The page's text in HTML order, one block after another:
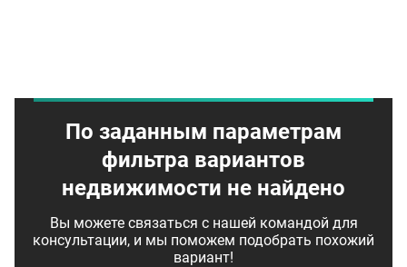
По заданным параметрам
фильтра вариантов
недвижимости не найдено
Вы можете связаться с нашей командой для
консультации, и мы поможем подобрать похожий
вариант!